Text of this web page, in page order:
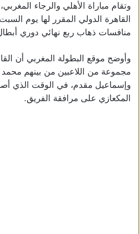
وتقام مباراة الأهلي والرجاء
القاهرة الدولي المقرر لها يوم
منافسات ذهاب ربع نهائي دوري أبطال
وأوضح موقع البطولة المغربي أن
مجموعة من اللاعبين من بينهم محمد
وإسماعيل مقدم، في الوقت الذي
المكعازي على مرافقة الفريق.